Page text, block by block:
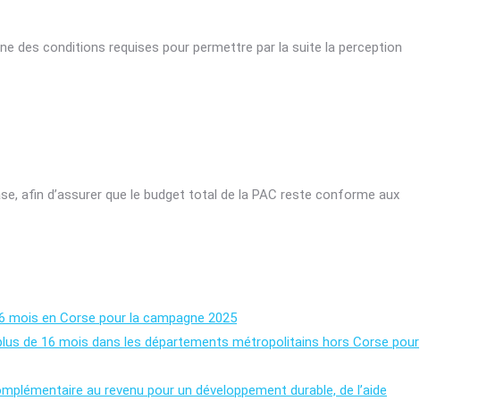
des conditions requises pour permettre par la suite la perception
afin d’assurer que le budget total de la PAC reste conforme aux
mois en Corse pour la campagne 2025
de 16 mois dans les départements métropolitains hors Corse pour
au revenu pour un développement durable, de l’aide